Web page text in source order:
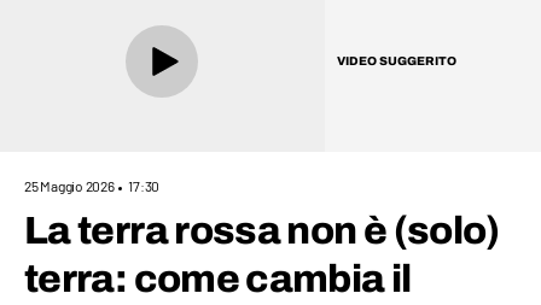
VIDEO SUGGERITO
25 Maggio 2026 17:30
La terra rossa non è (solo)
terra: come cambia il